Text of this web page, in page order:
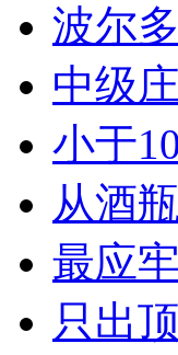
波尔
中级
小于
从酒
最应
只出